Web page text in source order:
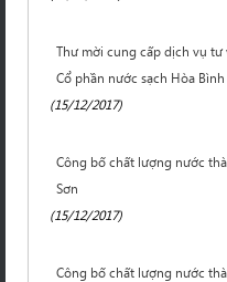
Thư mời cung cấp dịch vụ
Cổ phần nước sạch Hòa Bình
(15/12/2017)
Công bố chất lượng nước
Sơn
(15/12/2017)
Công bố chất lượng nước